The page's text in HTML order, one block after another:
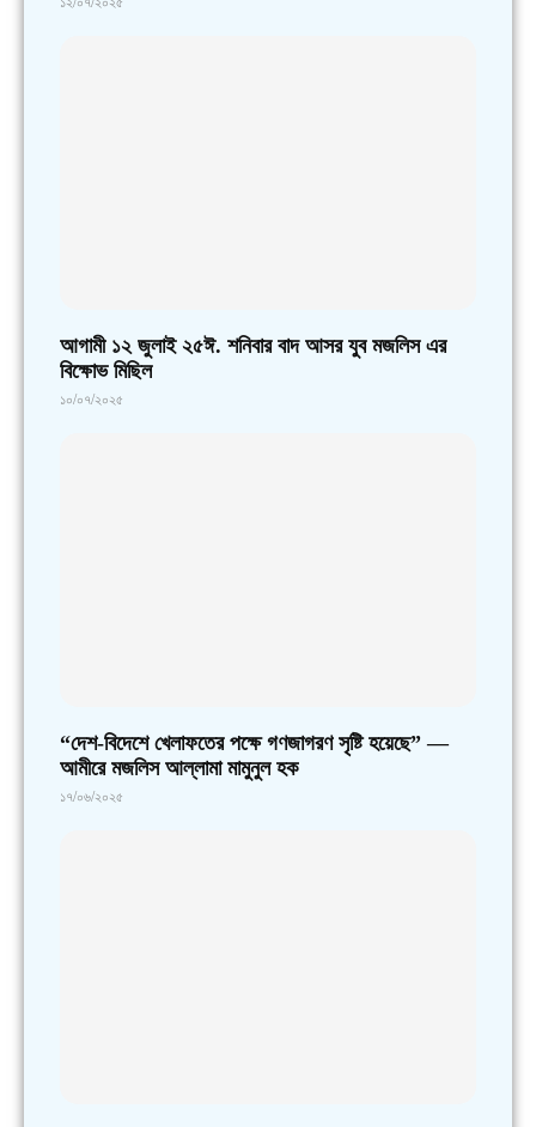
আগামী ১২ জুলাই ২৫ঈ. শনিবার বাদ আসর যুব মজলিস এর
বিক্ষোভ মিছিল
১০/০৭/২০২৫
“দেশ-বিদেশে খেলাফতের পক্ষে গণজাগরণ সৃষ্টি হয়েছে” —
আমীরে মজলিস আল্লামা মামুনুল হক
১৭/০৬/২০২৫